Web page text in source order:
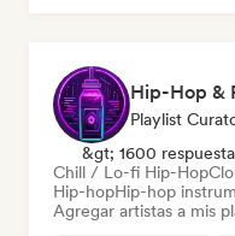
Hip-Hop &
Playlist
&gt; 1600
Chill / Lo-fi Hip-Hop
Hip-hopHip-hop
Agregar artistas a mis